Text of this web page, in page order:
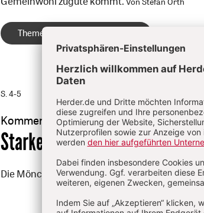
Themenpaket: Kirche und Geld
S. 4-5
Kommentar
:
Starkes Zeugnis
Die Mönche von Tibhirine als „Kinoereignis“.